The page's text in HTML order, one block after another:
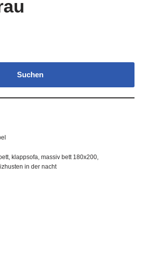
Suchen
, klappsofa, massiv bett 180x200,
in der nacht